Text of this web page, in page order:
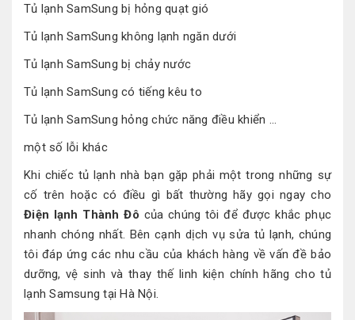
Tủ lạnh SamSung bị hỏng quạt gió
Tủ lạnh SamSung không lạnh ngăn dưới
Tủ lạnh SamSung bị chảy nước
Tủ lạnh SamSung có tiếng kêu to
Tủ lạnh SamSung hỏng chức năng điều khiển …
một số lỗi khác
Khi chiếc tủ lạnh nhà bạn gặp phải một trong những sự
cố trên hoặc có điều gì bất thường hãy gọi ngay cho
Điện lạnh Thành Đô của chúng tôi để được khắc phục
nhanh chóng nhất. Bên cạnh dịch vụ sửa tủ lạnh, chúng
tôi đáp ứng các nhu cầu của khách hàng về vấn đề bảo
dưỡng, vệ sinh và thay thế linh kiện chính hãng cho tủ
lạnh Samsung tại Hà Nội.